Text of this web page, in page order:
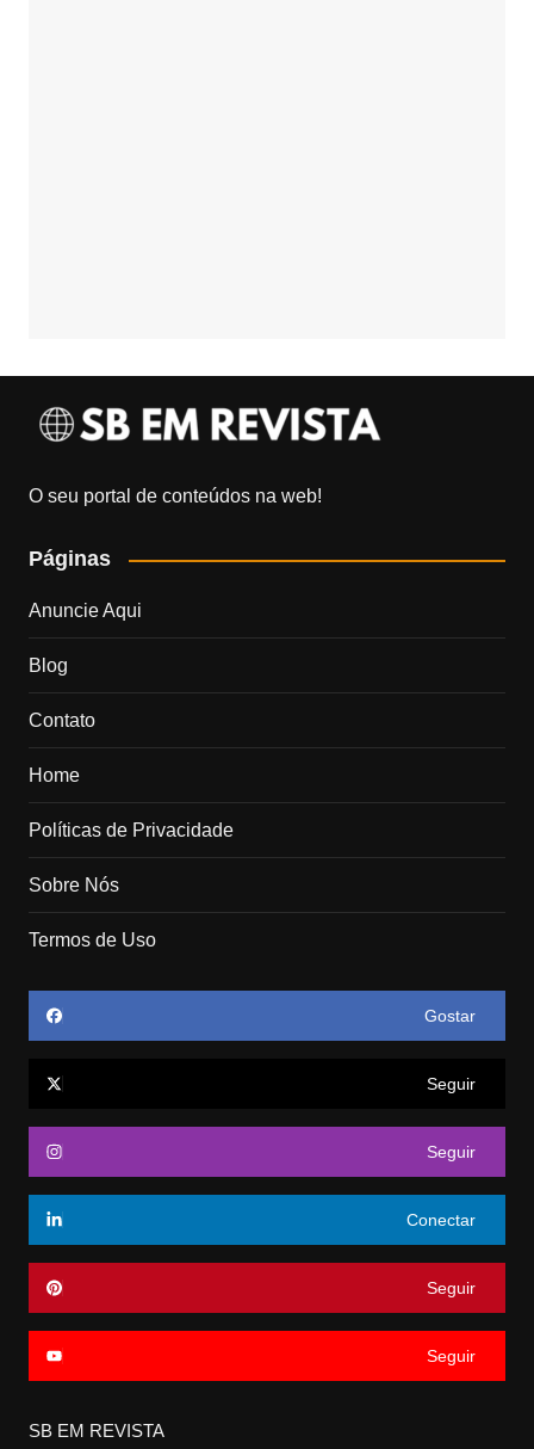
O seu portal de conteúdos na web!
Páginas
Anuncie Aqui
Blog
Contato
Home
Políticas de Privacidade
Sobre Nós
Termos de Uso
Gostar
Seguir
Seguir
Conectar
Seguir
Seguir
SB EM REVISTA